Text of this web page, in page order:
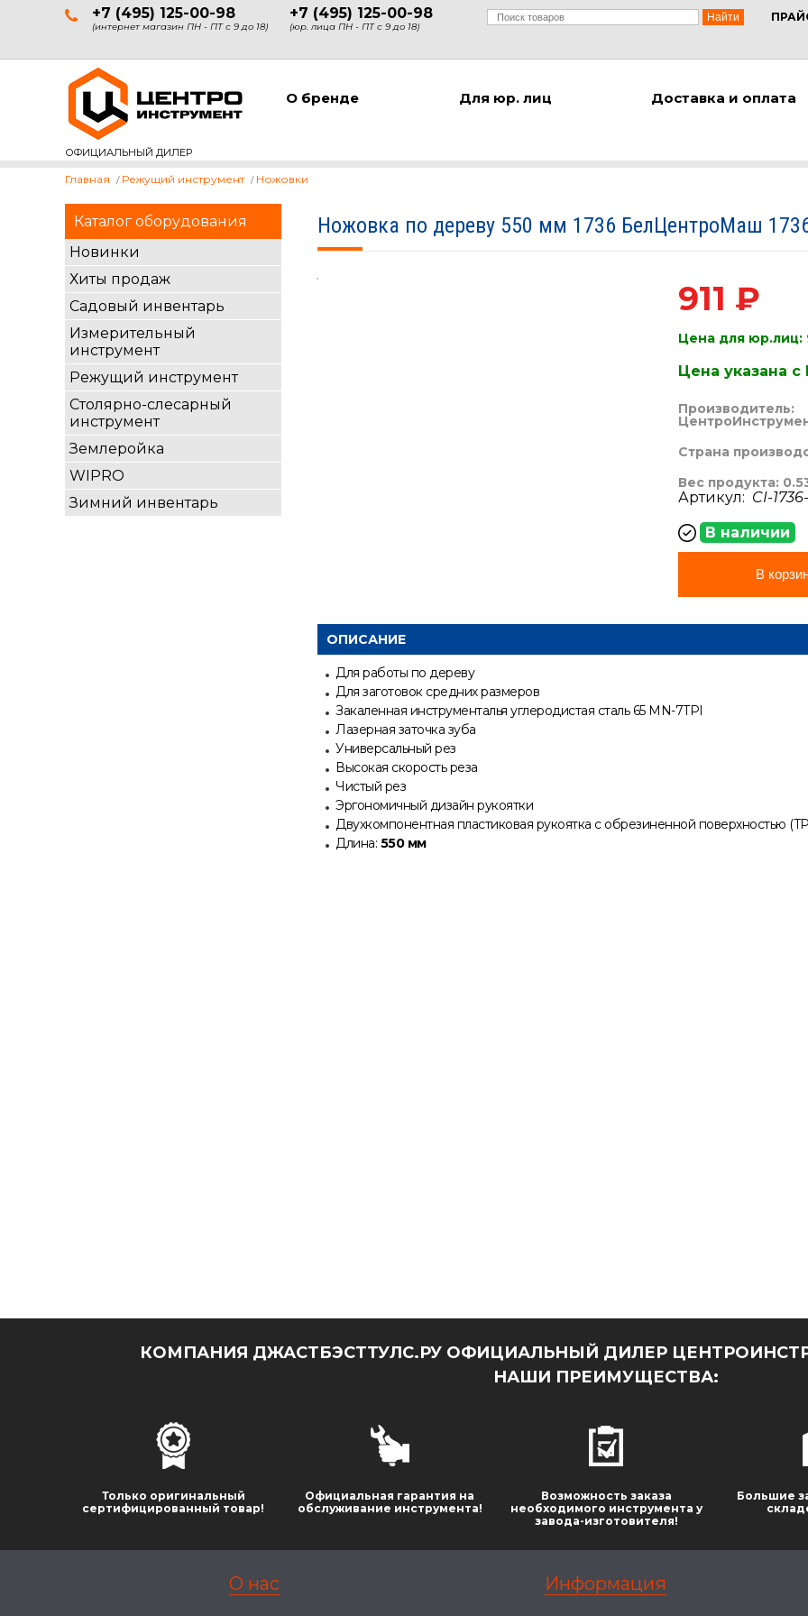
+7 (495) 125-00-98
(интернет магазин ПН - ПТ с 9 до 18)
+7 (495) 125-00-98
(юр. лица ПН - ПТ с 9 до 18)
ОФИЦИАЛЬНЫЙ ДИЛЕР
О бренде Для юр. лиц Доставка и оплата
Каталог оборудования
Новинки
Хиты продаж
Садовый инвентарь
Измерительный
инструмент
Режущий инструмент
Столярно-слесарный
инструмент
Землеройка
WIPRO
Зимний инвентарь
Главная Режущий инструмент Ножовки
Ножовка по дереву 550 мм 1736 БелЦентроМаш
911 ₽
Цена для юр.лиц:
Цена указана
Производитель:
Страна
Вес продукта:
Артикул: CI-
В наличии
В
ОПИСАНИЕ
Для работы по дереву
Для заготовок средних размеров
Закаленная инструменталья углеродистая сталь 65 MN-7TPI
Лазерная заточка зуба
Универсальный рез
Высокая скорость реза
Чистый рез
Эргономичный дизайн рукоятки
Двухкомпонентная пластиковая рукоятка с обрезиненной поверхностью
Длина: 550 мм
КОМПАНИЯ ДЖАСТБЭСТТУЛС.РУ ОФИЦИАЛЬНЫЙ ДИЛЕР
НАШИ ПРЕИМУЩЕСТВА:
Только оригинальный
сертифицированный товар!
Официальная гарантия на
обслуживание инструмента!
Возможность заказа
необходимого инструмента у
завода-изготовителя!
Большие
О нас Информация